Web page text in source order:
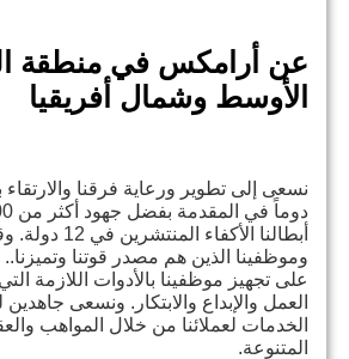
عن أرامكس في منطقة
الأوسط وشمال أفريقيا
نسعى إلى تطوير ورعاية فرقنا
أبطالنا الأكفاء
وموظفينا الذين هم مصدر قوتنا
على تجهيز موظفينا بالأدوات اللازمة
العمل والإبداع والابتكار. ونسعى
الخدمات لعملائنا من خلال المواهب
المتنوعة.